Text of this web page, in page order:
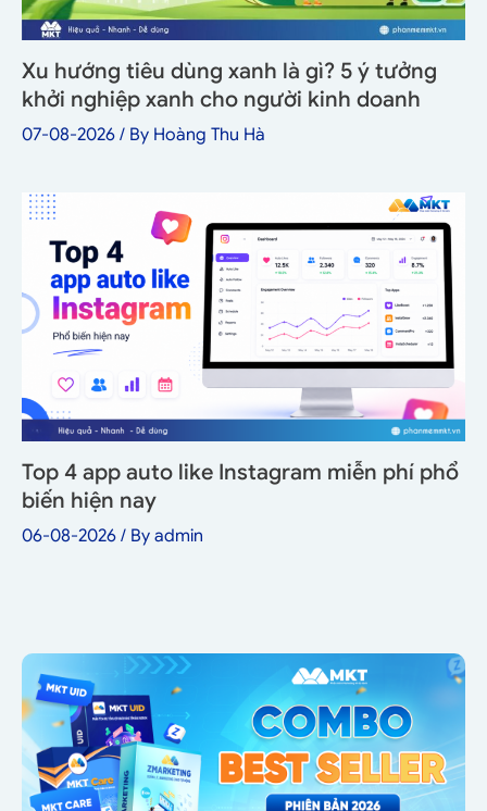
Xu hướng tiêu dùng xanh là gì? 5 ý tưởng
khởi nghiệp xanh cho người kinh doanh
07-08-2026 / By Hoàng Thu Hà
Top 4 app auto like Instagram miễn phí phổ
biến hiện nay
06-08-2026 / By admin